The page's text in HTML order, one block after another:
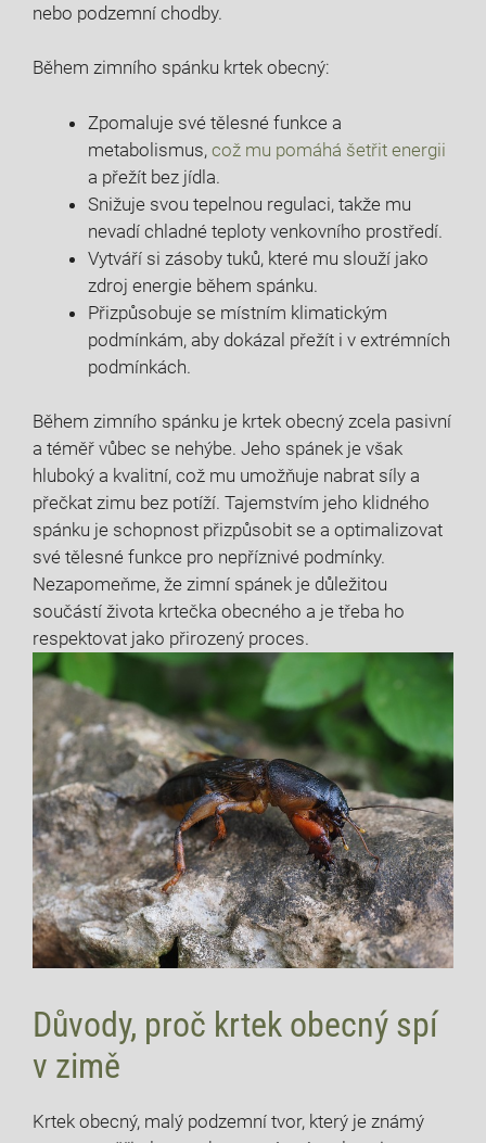
nebo podzemní chodby.
Během zimního spánku krtek obecný:
Zpomaluje své tělesné funkce a
metabolismus, což mu pomáhá šetřit energii
a přežít bez jídla.
Snižuje svou tepelnou regulaci, takže mu
nevadí chladné teploty venkovního prostředí.
Vytváří si zásoby tuků, které mu slouží jako
zdroj energie během spánku.
Přizpůsobuje se místním klimatickým
podmínkám, aby dokázal přežít i v extrémních
podmínkách.
Během zimního spánku je krtek obecný zcela pasivní
a téměř vůbec se nehýbe. Jeho spánek je však
hluboký a kvalitní, což mu umožňuje nabrat síly a
přečkat zimu bez potíží. Tajemstvím jeho klidného
spánku je schopnost přizpůsobit se a optimalizovat
své tělesné funkce pro nepříznivé podmínky.
Nezapomeňme, že zimní spánek je důležitou
součástí života krtečka obecného a je třeba ho
respektovat jako přirozený proces.
Důvody, proč krtek obecný spí
v zimě
Krtek obecný, malý podzemní tvor, který je známý